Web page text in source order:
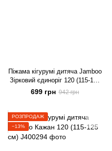
Піжама кігурумі дитяча Jamboo
Зірковий єдиноріг 120 (115-125
см)
699 грн 942 грн
РОЗПРОДАЖ
−13%